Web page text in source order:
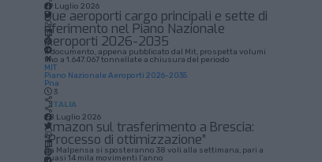
29 Luglio 2026
Due aeroporti cargo principali e sette di
riferimento nel Piano Nazionale
Aeroporti 2026-2035
Il documento, appena pubblicato dal Mit, prospetta volumi
fino a 1.647.067 tonnellate a chiusura del periodo
MIT
Piano Nazionale Aeroporti 2026-2035
Pna
3
ITALIA
28 Luglio 2026
Amazon sul trasferimento a Brescia:
“Processo di ottimizzazione”
Da Malpensa si sposteranno 38 voli alla settimana, pari a
quasi 14 mila movimenti l’anno